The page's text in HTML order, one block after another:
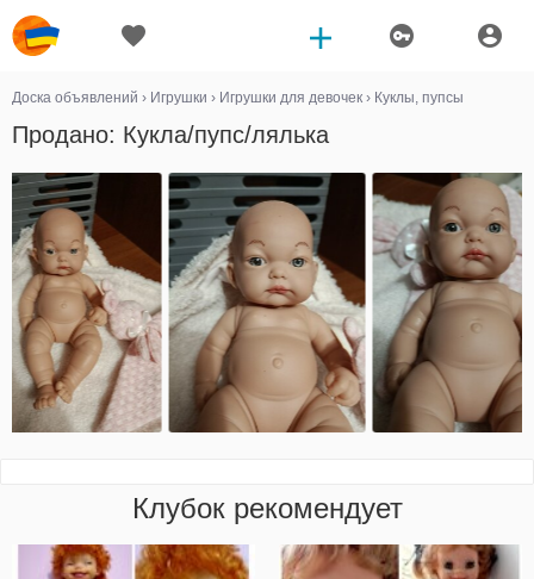
Доска объявлений › Игрушки › Игрушки для девочек › Куклы, пупсы
Продано: Кукла/пупс/лялька
Клубок рекомендует